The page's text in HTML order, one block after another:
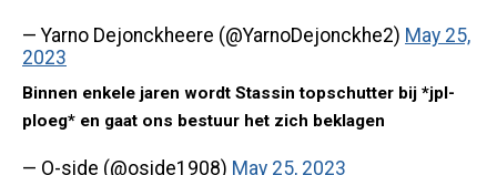
— Yarno Dejonckheere (@YarnoDejonckhe2) May 25,
2023
Binnen enkele jaren wordt Stassin topschutter bij *jpl-
ploeg* en gaat ons bestuur het zich beklagen
— O-side (@oside1908) May 25, 2023